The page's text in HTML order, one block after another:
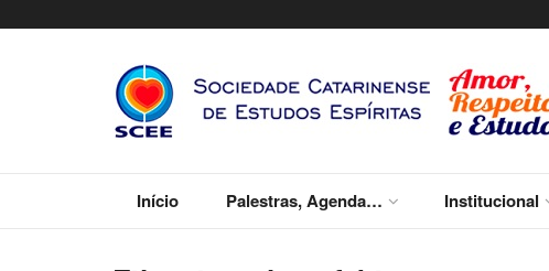
Início Palestras, Agenda… Institucional